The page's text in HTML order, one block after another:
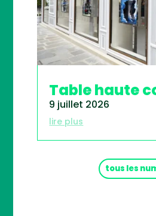
Table haute
9 juillet 2026
lire plus
tous les